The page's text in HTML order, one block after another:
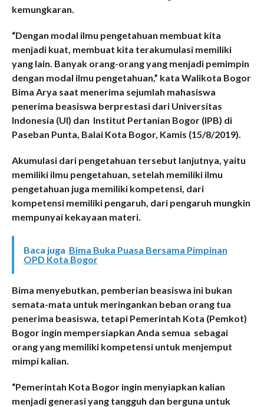
kemungkaran.
“Dengan modal ilmu pengetahuan membuat kita
menjadi kuat, membuat kita terakumulasi memiliki
yang lain. Banyak orang-orang yang menjadi pemimpin
dengan modal ilmu pengetahuan,” kata Walikota Bogor
Bima Arya saat menerima sejumlah mahasiswa
penerima beasiswa berprestasi dari Universitas
Indonesia (UI) dan Institut Pertanian Bogor (IPB) di
Paseban Punta, Balai Kota Bogor, Kamis (15/8/2019).
Akumulasi dari pengetahuan tersebut lanjutnya, yaitu
memiliki ilmu pengetahuan, setelah memiliki ilmu
pengetahuan juga memiliki kompetensi, dari
kompetensi memiliki pengaruh, dari pengaruh mungkin
mempunyai kekayaan materi.
Baca juga Bima Buka Puasa Bersama Pimpinan
OPD Kota Bogor
Bima menyebutkan, pemberian beasiswa ini bukan
semata-mata untuk meringankan beban orang tua
penerima beasiswa, tetapi Pemerintah Kota (Pemkot)
Bogor ingin mempersiapkan Anda semua sebagai
orang yang memiliki kompetensi untuk menjemput
mimpi kalian.
“Pemerintah Kota Bogor ingin menyiapkan kalian
menjadi generasi yang tangguh dan berguna untuk